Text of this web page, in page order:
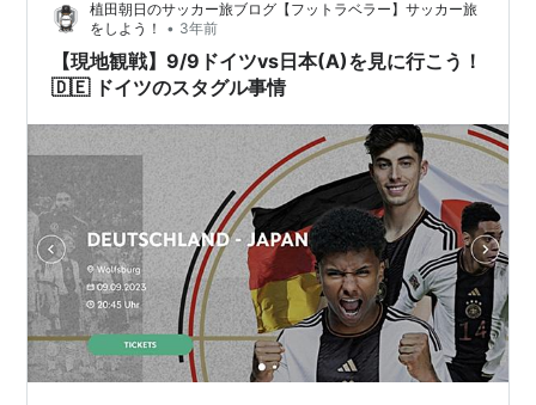
た。 今ではかわいい弟分です。笑 では、少し紹介しまし
ょうか！w ◆THE…
植田朝日のサッカー旅ブログ【フットラベラー】サッカー旅
をしよう！
• 3年前
【現地観戦】9/9ドイツvs日本(A)を見に行こう！
🇩🇪 ドイツのスタグル事情